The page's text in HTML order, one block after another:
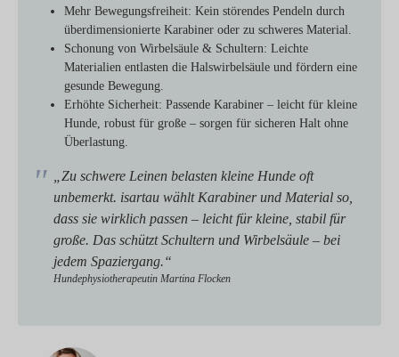
Mehr Bewegungsfreiheit: Kein störendes Pendeln durch
überdimensionierte Karabiner oder zu schweres Material.
Schonung von Wirbelsäule & Schultern: Leichte
Materialien entlasten die Halswirbelsäule und fördern eine
gesunde Bewegung.
Erhöhte Sicherheit: Passende Karabiner – leicht für kleine
Hunde, robust für große – sorgen für sicheren Halt ohne
Überlastung.
„Zu schwere Leinen belasten kleine Hunde oft
unbemerkt. isartau wählt Karabiner und Material so,
dass sie wirklich passen – leicht für kleine, stabil für
große. Das schützt Schultern und Wirbelsäule – bei
jedem Spaziergang.“
Hundephysiotherapeutin Martina Flocken